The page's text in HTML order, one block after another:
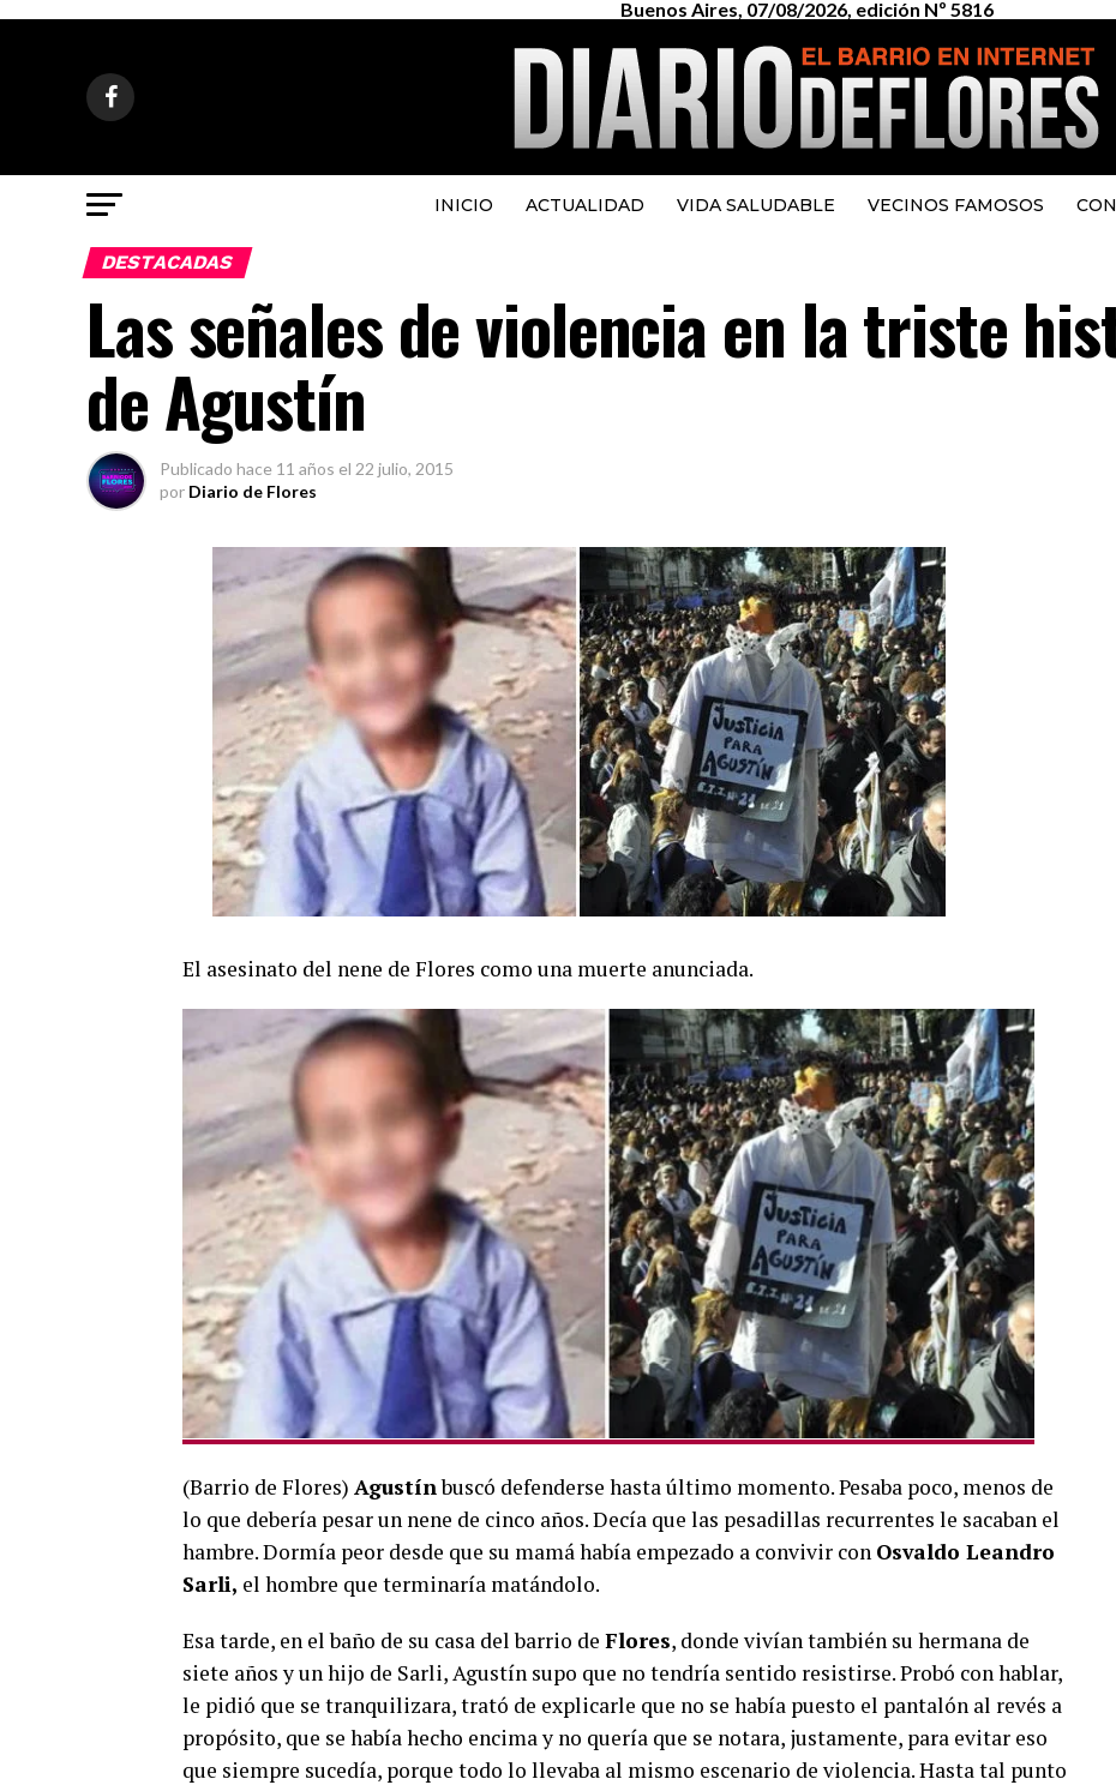
Buenos Aires, 07/08/2026, edición Nº 5816
INICIO ACTUALIDAD VIDA SALUDABLE VECINOS FAMOSOS
DESTACADAS
Las señales de violencia en la triste
de Agustín
Publicado hace 11 años el 22 julio, 2015
por Diario de Flores
El asesinato del nene de Flores como una muerte anunciada.
(Barrio de Flores) Agustínbuscó defenderse hasta último momento. Pesaba poco, menos de
lo que debería pesar un nene de cinco años. Decía que las pesadillas recurrentes le sacaban el
hambre. Dormía peor desde que su mamá había empezado a convivir con Osvaldo Leandro
Sarli, el hombre que terminaría matándolo.
Esa tarde, en el baño de su casa del barrio de Flores, donde vivían también su hermana de
siete años y un hijo de Sarli, Agustín supo que no tendría sentido resistirse. Probó con hablar,
le pidió que se tranquilizara, trató de explicarle que no se había puesto el pantalón al revés a
propósito, que se había hecho encima y no quería que se notara, justamente, para evitar eso
que siempre sucedía, porque todo lo llevaba al mismo escenario de violencia. Hasta tal punto